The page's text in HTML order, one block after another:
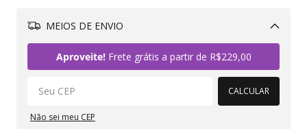
MEIOS DE ENVIO
Aproveite!Frete grátis a partir de R$229,00
CALCULAR
Não sei meu CEP